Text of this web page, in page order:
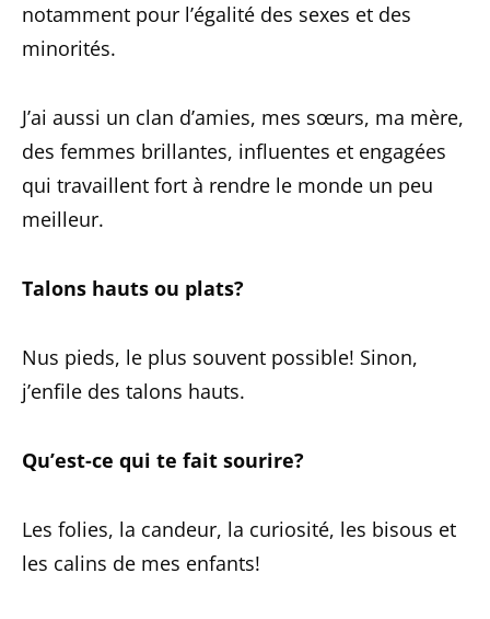
notamment pour l’égalité des sexes et des
minorités.
J’ai aussi un clan d’amies, mes sœurs, ma mère,
des femmes brillantes, influentes et engagées
qui travaillent fort à rendre le monde un peu
meilleur.
Talons hauts ou plats?
Nus pieds, le plus souvent possible! Sinon,
j’enfile des talons hauts.
Qu’est-ce qui te fait sourire?
Les folies, la candeur, la curiosité, les bisous et
les calins de mes enfants!